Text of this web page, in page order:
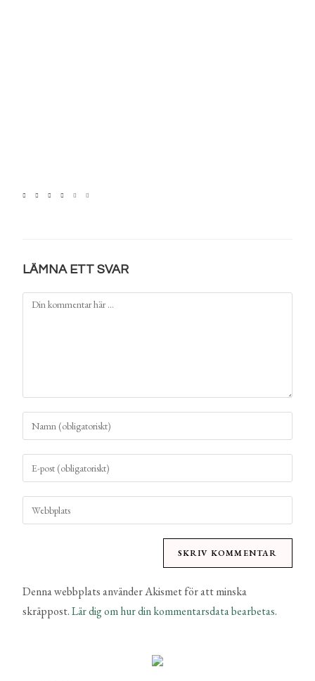
LÄMNA ETT SVAR
Denna webbplats använder Akismet för att minska
skräppost.Lär dig om hur din kommentarsdata bearbetas.